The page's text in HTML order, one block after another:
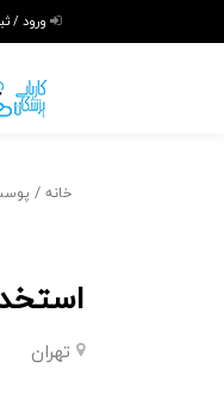
ورود /
خانه /
تهران